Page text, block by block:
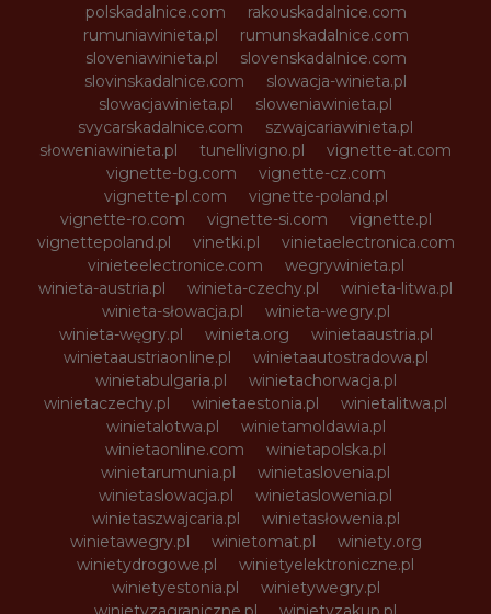
polskadalnice.com
rakouskadalnice.com
rumuniawinieta.pl
rumunskadalnice.com
sloveniawinieta.pl
slovenskadalnice.com
slovinskadalnice.com
slowacja-winieta.pl
slowacjawinieta.pl
sloweniawinieta.pl
svycarskadalnice.com
szwajcariawinieta.pl
słoweniawinieta.pl
tunellivigno.pl
vignette-at.com
vignette-bg.com
vignette-cz.com
vignette-pl.com
vignette-poland.pl
vignette-ro.com
vignette-si.com
vignette.pl
vignettepoland.pl
vinetki.pl
vinietaelectronica.com
vinieteelectronice.com
wegrywinieta.pl
winieta-austria.pl
winieta-czechy.pl
winieta-litwa.pl
winieta-słowacja.pl
winieta-wegry.pl
winieta-węgry.pl
winieta.org
winietaaustria.pl
winietaaustriaonline.pl
winietaautostradowa.pl
winietabulgaria.pl
winietachorwacja.pl
winietaczechy.pl
winietaestonia.pl
winietalitwa.pl
winietalotwa.pl
winietamoldawia.pl
winietaonline.com
winietapolska.pl
winietarumunia.pl
winietaslovenia.pl
winietaslowacja.pl
winietaslowenia.pl
winietaszwajcaria.pl
winietasłowenia.pl
winietawegry.pl
winietomat.pl
winiety.org
winietydrogowe.pl
winietyelektroniczne.pl
winietyestonia.pl
winietywegry.pl